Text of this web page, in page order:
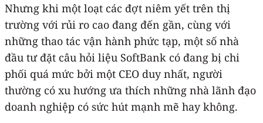
Nhưng khi một loạt các đợt niêm yết trên thị
trường với rủi ro cao đang đến gần, cùng với
những thao tác vận hành phức tạp, một số nhà
đầu tư đặt câu hỏi liệu SoftBank có đang bị chi
phối quá mức bởi một CEO duy nhất, người
thường có xu hướng ưa thích những nhà lãnh đạo
doanh nghiệp có sức hút mạnh mẽ hay không.